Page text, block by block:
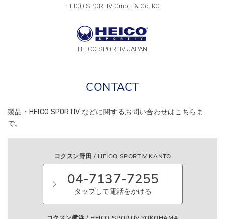
HEICO SPORTIV GmbH & Co. KG
HEICO SPORTIV JAPAN
CONTACT
製品・HEICO SPORTIV などに関するお問い合わせはこちらま
で。
コクスン野田 / HEICO SPORTIV KANTO
04-7137-7255
タップして電話をかける